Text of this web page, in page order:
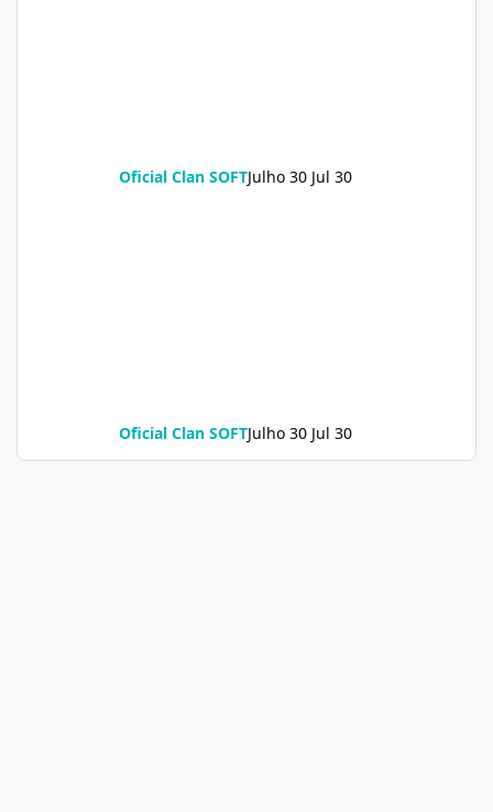
Oficial Clan SOFTJulho 30 Jul 30
Oficial Clan SOFTJulho 30 Jul 30